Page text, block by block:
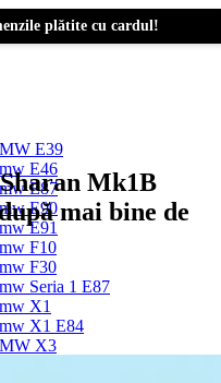
plătite cu cardul!
E39
E46
E87
E90
E91
F10
F30
Seria 1 E87
X1
X1 E84
X3
Mk1B
mai bine de